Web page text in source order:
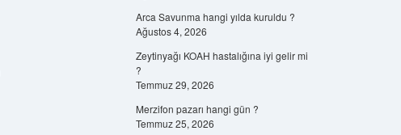
Arca Savunma hangi yılda kuruldu ?
Ağustos 4, 2026
Zeytinyağı KOAH hastalığına iyi gelir mi
?
Temmuz 29, 2026
Merzifon pazarı hangi gün ?
Temmuz 25, 2026